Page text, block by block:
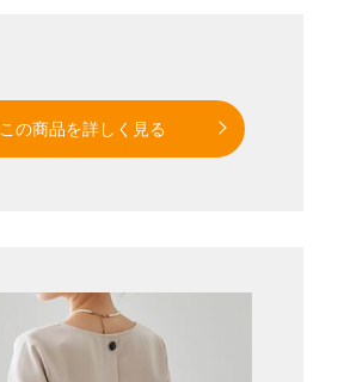
この商品を詳しく見る